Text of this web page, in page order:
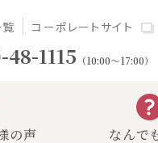
コーポレートサイト
48-1115 （10:00～17:00）
の声 なんで